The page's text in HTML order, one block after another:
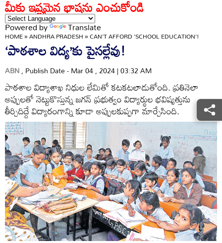
మీకు ఇష్టమైన భాషను ఎంచుకోండి
Powered by Translate
HOME»ANDHRA PRADESH»CAN'T AFFORD 'SCHOOL EDUCATION'!
‘పాఠశాల విద్య’కు పైసల్లేవు!
ABN, Publish Date - Mar 04 , 2024 | 03:32 AM
పాఠశాల విద్యాశాఖ నిధుల లేమితో కటకటలాడుతోంది. ప్రతినెలా
అప్పులతో నెట్టుకొస్తున్న జగన్‌ ప్రభుత్వం విద్యార్థుల భవిష్యత్తును
తీర్చిదిద్దే విద్యారంగాన్ని కూడా అప్పులకుప్పగా మార్చేసింది.